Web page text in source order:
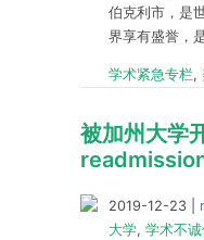
伯克利市，是
界享有盛誉，
学术紧急专栏,
被加州大学
2019-12-23
大学, 学术不